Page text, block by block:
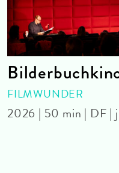
FILMWUNDER
2026 | 50 min | DF |